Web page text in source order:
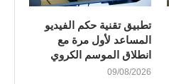
تطبيق تقنية حكم الفيديو
المساعد لأول مرة مع
انطلاق الموسم الكروي
09/08/2026